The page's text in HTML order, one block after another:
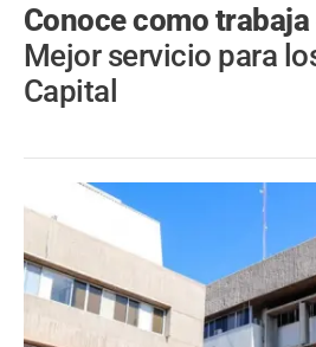
Conoce como
Mejor servicio para
Capital